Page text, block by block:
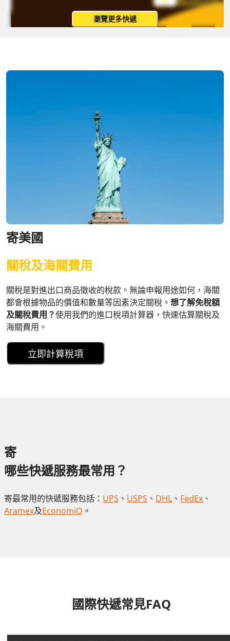
瀏覽更多快遞
寄美國
關稅及海關費用
關稅是對進出口商品徵收的稅款。無論申報用途如何，海關
都會根據物品的價值和數量等因素決定關稅。 想了解免稅額
及關稅費用？使用我們的進口稅項計算器，快速估算關稅及
海關費用。
立即計算稅項
寄
哪些快遞服務最常用？
寄最常用的快遞服務包括： UPS 、 USPS 、 DHL 、 FedEx 、
Aramex及EconomiQ 。
國際快遞常見FAQ